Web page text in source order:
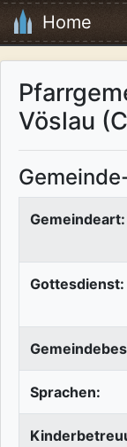
Home
Vöslau
Gemeindeart:
Gottesdienst:
Sprachen: